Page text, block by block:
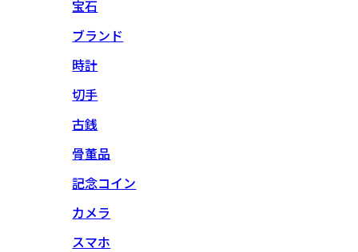
宝石
ブランド
時計
切手
古銭
骨董品
記念コイン
カメラ
スマホ